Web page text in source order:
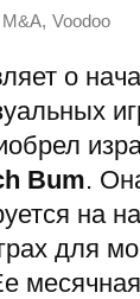
M&A, Voodoo
о
Bum.
на
для